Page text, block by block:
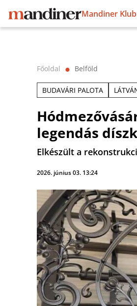
Mandiner Klub
Főoldal ⬤ Belföld
BUDAVÁRI PALOTA
legendás
Elkészült a
2026. június 03. 13:24